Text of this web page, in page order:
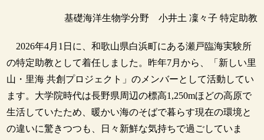
基礎海洋生物学分野 小井土 凜々子 特定助教
2026年4月1日に、和歌山県白浜町にある瀬戸臨海実験所
の特定助教として着任しました。昨年7月から、「新しい里
山・里海 共創プロジェクト」のメンバーとして活動してい
ます。大学院時代は長野県周辺の標高1,250mほどの高原で
生活していたため、暖かい海のそばで暮らす現在の環境と
の違いに驚きつつも、日々新鮮な気持ちで過ごしていま